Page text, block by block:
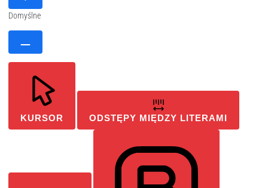
Domyślne
KURSOR ODSTĘPY MIĘDZY LITERAMI